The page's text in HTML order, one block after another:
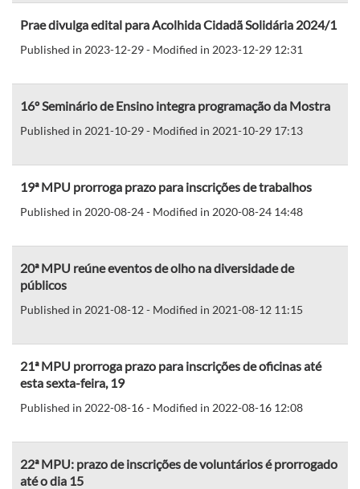
Prae divulga edital para Acolhida Cidadã Solidária 2024/1
Published in 2023-12-29 - Modified in 2023-12-29 12:31
16º Seminário de Ensino integra programação da Mostra
Published in 2021-10-29 - Modified in 2021-10-29 17:13
19ª MPU prorroga prazo para inscrições de trabalhos
Published in 2020-08-24 - Modified in 2020-08-24 14:48
20ª MPU reúne eventos de olho na diversidade de
públicos
Published in 2021-08-12 - Modified in 2021-08-12 11:15
21ª MPU prorroga prazo para inscrições de oficinas até
esta sexta-feira, 19
Published in 2022-08-16 - Modified in 2022-08-16 12:08
22ª MPU: prazo de inscrições de voluntários é prorrogado
até o dia 15